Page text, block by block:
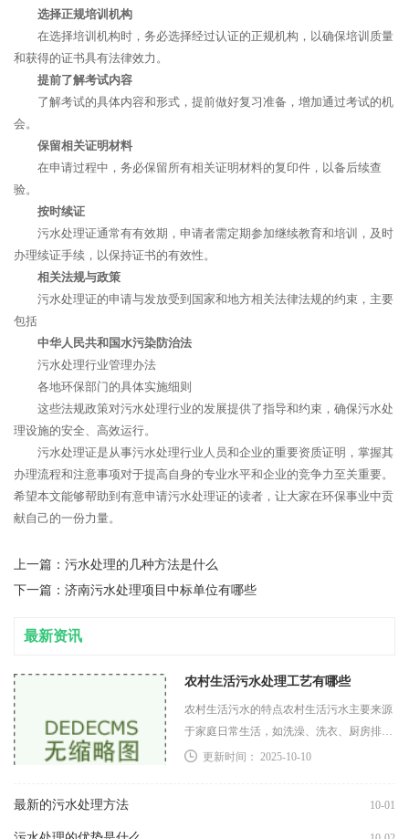
选择正规培训机构
在选择培训机构时，务必选择经过认证的正规机构，以确保培训质量
和获得的证书具有法律效力。
提前了解考试内容
了解考试的具体内容和形式，提前做好复习准备，增加通过考试的机
会。
保留相关证明材料
在申请过程中，务必保留所有相关证明材料的复印件，以备后续查
验。
按时续证
污水处理证通常有有效期，申请者需定期参加继续教育和培训，及时
办理续证手续，以保持证书的有效性。
相关法规与政策
污水处理证的申请与发放受到国家和地方相关法律法规的约束，主要
包括
中华人民共和国水污染防治法
污水处理行业管理办法
各地环保部门的具体实施细则
这些法规政策对污水处理行业的发展提供了指导和约束，确保污水处
理设施的安全、高效运行。
污水处理证是从事污水处理行业人员和企业的重要资质证明，掌握其
办理流程和注意事项对于提高自身的专业水平和企业的竞争力至关重要。
希望本文能够帮助到有意申请污水处理证的读者，让大家在环保事业中贡
献自己的一份力量。
上一篇： 污水处理的几种方法是什么
下一篇： 济南污水处理项目中标单位有哪些
最新资讯
农村生活污水处理工艺有哪些
农村生活污水的特点农村生活污水主要来源
于家庭日常生活，如洗澡、洗衣、厨房排水
等。其特点主要包括水量波动大：受季节和
更新时间： 2025-10-10
最新的污水处理方法 10-01